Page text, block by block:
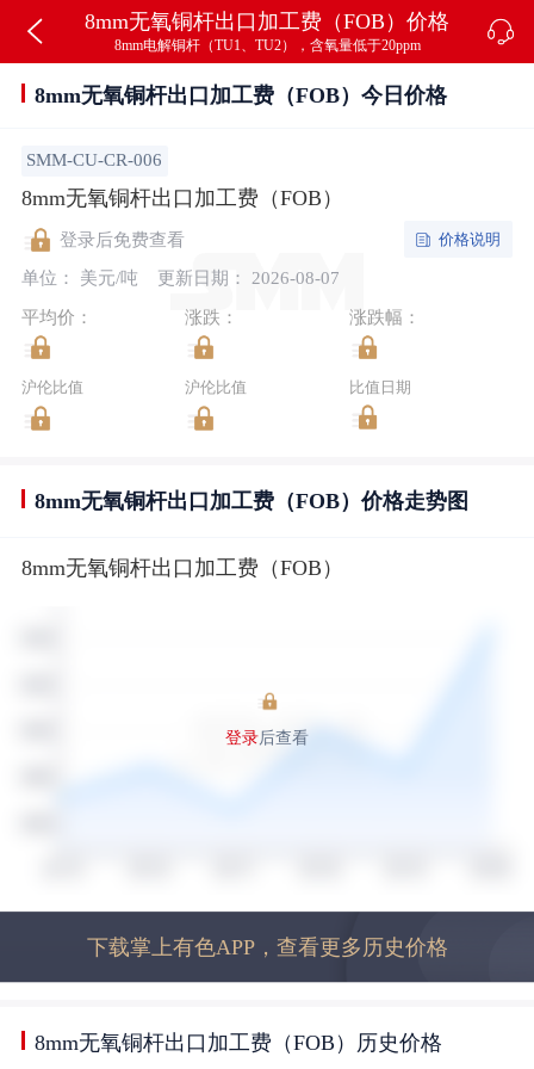
8mm无氧铜杆出口加工费（FOB）价格
8mm电解铜杆（TU1、TU2），含氧量低于20ppm
8mm无氧铜杆出口加工费（FOB）今日价格
SMM-CU-CR-006
8mm无氧铜杆出口加工费（FOB）
登录后免费查看
单位： 美元/吨
更新日期： 2026-08-07
价格说明
平均价： 涨跌： 涨跌幅：
沪伦比值 沪伦比值 比值日期
8mm无氧铜杆出口加工费（FOB）价格走势图
8mm无氧铜杆出口加工费（FOB）
登录后查看
下载掌上有色APP，查看更多历史价格
8mm无氧铜杆出口加工费（FOB）历史价格